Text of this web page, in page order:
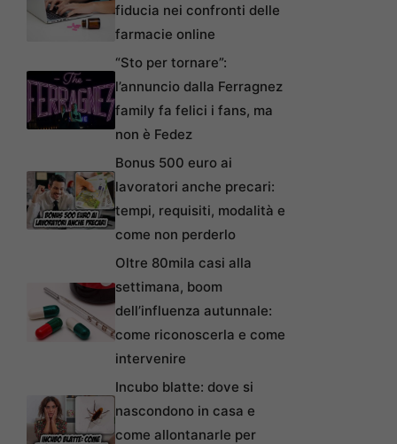
fiducia nei confronti delle
farmacie online
“Sto per tornare”:
l’annuncio dalla Ferragnez
family fa felici i fans, ma
non è Fedez
Bonus 500 euro ai
lavoratori anche precari:
tempi, requisiti, modalità e
come non perderlo
Oltre 80mila casi alla
settimana, boom
dell’influenza autunnale:
come riconoscerla e come
intervenire
Incubo blatte: dove si
nascondono in casa e
come allontanarle per